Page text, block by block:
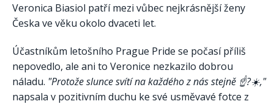
Veronica Biasiol patří mezi vůbec nejkrásnější ženy
Česka ve věku okolo dvaceti let.
Účastníkům letošního Prague Pride se počasí příliš
nepovedlo, ale ani to Veronice nezkazilo dobrou
náladu. "Protože slunce svítí na každého z nás stejně ☝?☀️,"
napsala v pozitivním duchu ke své usměvavé fotce z